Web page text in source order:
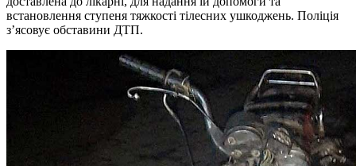
встановлення ступеня тяжкості тілесних ушкоджень. Поліція
з’ясовує обставини ДТП.